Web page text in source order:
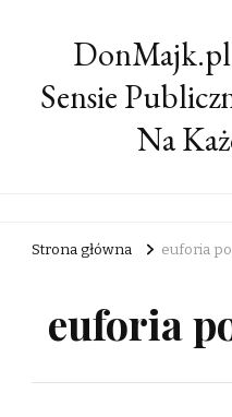
Sensie
Na
Strona główna euforia
euforia